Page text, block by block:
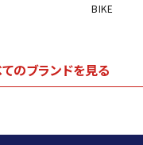
BIKE
のブランドを見る